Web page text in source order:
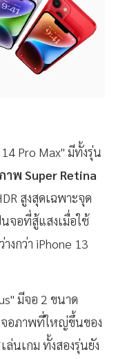
Pro Max" มีทั้งรุ่น
าพ Super Retina
สูงสุดเฉพาะจุด
จอที่สู้แสงเมื่อใช้
งกว่า iPhone 13
มีจอ 2 ขนาด
จอภาพที่ใหญ่ขึ้นของ
ล่นเกม ทั้งสองรุ่นยัง